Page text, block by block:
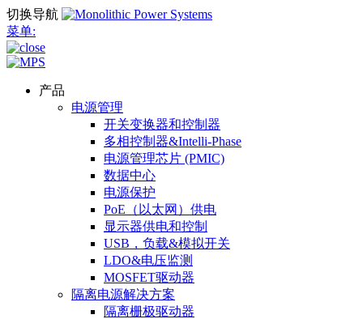
切换导航
菜单:
产品
电源管理
开关变换器和控制器
多相控制器&Intelli-Phase
电源管理芯片 (PMIC)
数据中心
电源保护
PoE（以太网）供电
显示器供电和控制
USB，负载&模拟开关
LDO&电压监测
MOSFET驱动器
隔离电源解决方案
隔离栅极驱动器